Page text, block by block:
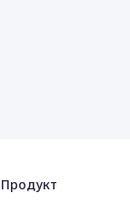
Продукт